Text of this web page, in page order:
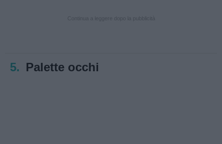
5. Palette occhi